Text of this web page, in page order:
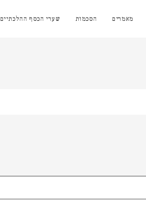
מאמרים הסכמות שערי הכסף ההלכתיים